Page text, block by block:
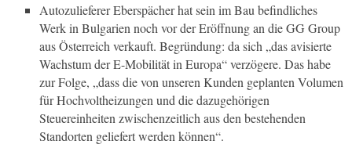
Autozulieferer Eberspächer hat sein im Bau befindliches
Werk in Bulgarien noch vor der Eröffnung an die GG Group
aus Österreich verkauft. Begründung: da sich „das avisierte
Wachstum der E-Mobilität in Europa“ verzögere. Das habe
zur Folge, „dass die von unseren Kunden geplanten Volumen
für Hochvoltheizungen und die dazugehörigen
Steuereinheiten zwischenzeitlich aus den bestehenden
Standorten geliefert werden können“.